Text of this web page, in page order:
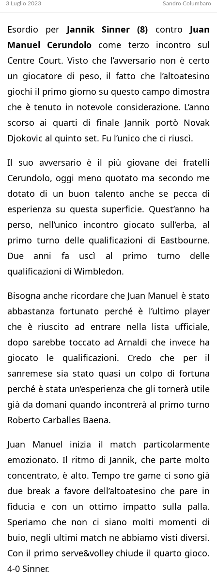
3 Luglio 2023 Sandro Columbaro
Esordio per Jannik Sinner (8) contro Juan
Manuel Cerundolo come terzo incontro sul
Centre Court. Visto che l’avversario non è certo
un giocatore di peso, il fatto che l’altoatesino
giochi il primo giorno su questo campo dimostra
che è tenuto in notevole considerazione. L’anno
scorso ai quarti di finale Jannik portò Novak
Djokovic al quinto set. Fu l’unico che ci riuscì.
Il suo avversario è il più giovane dei fratelli
Cerundolo, oggi meno quotato ma secondo me
dotato di un buon talento anche se pecca di
esperienza su questa superficie. Quest’anno ha
perso, nell’unico incontro giocato sull’erba, al
primo turno delle qualificazioni di Eastbourne.
Due anni fa uscì al primo turno delle
qualificazioni di Wimbledon.
Bisogna anche ricordare che Juan Manuel è stato
abbastanza fortunato perché è l’ultimo player
che è riuscito ad entrare nella lista ufficiale,
dopo sarebbe toccato ad Arnaldi che invece ha
giocato le qualificazioni. Credo che per il
sanremese sia stato quasi un colpo di fortuna
perché è stata un’esperienza che gli tornerà utile
già da domani quando incontrerà al primo turno
Roberto Carballes Baena.
Juan Manuel inizia il match particolarmente
emozionato. Il ritmo di Jannik, che parte molto
concentrato, è alto. Tempo tre game ci sono già
due break a favore dell’altoatesino che pare in
fiducia e con un ottimo impatto sulla palla.
Speriamo che non ci siano molti momenti di
buio, negli ultimi match ne abbiamo visti diversi.
Con il primo serve&volley chiude il quarto gioco.
4-0 Sinner.